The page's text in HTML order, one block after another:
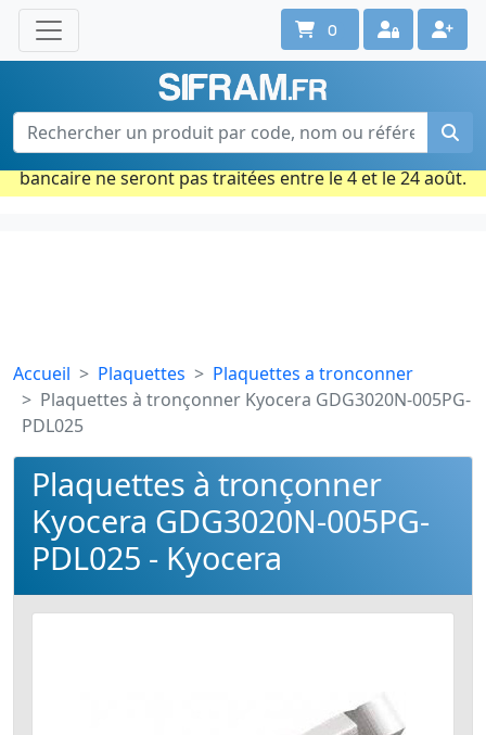
Une question ? Un conseil ?
Contactez-nous au 02 40 92 17 71
Ouvert du lun. au vend. de 08h à 18h
Période estivale : Les commandes prises par carte
bancaire ne seront pas traitées entre le 4 et le 24 août.
0
Accueil Plaquettes
Plaquettes a tronconner
Plaquettes à tronçonner Kyocera GDG3020N-005PG-
PDL025
Plaquettes à tronçonner
Kyocera GDG3020N-005PG-
PDL025 - Kyocera